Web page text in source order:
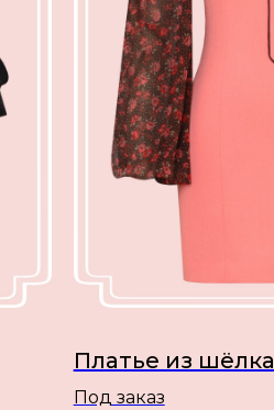
Платье из шёлка
Под заказ